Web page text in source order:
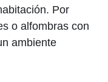
Por
o ⁣alfombras ​con‌
ambiente